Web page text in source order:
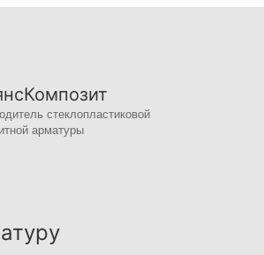
стеклопластиковой
арматуры